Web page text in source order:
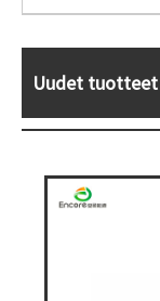
Uudet tuotteet